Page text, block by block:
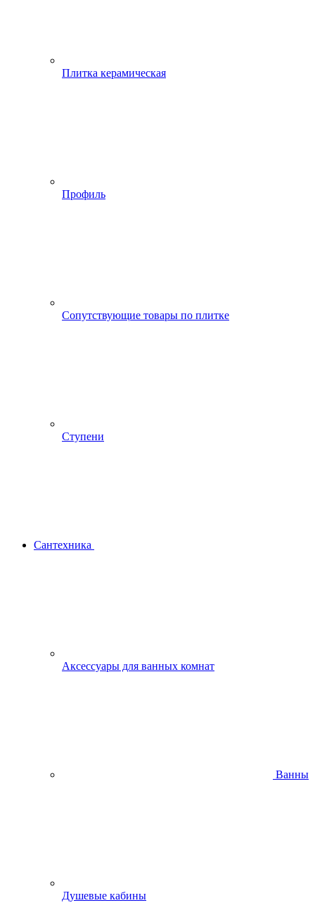
Плитка керамическая
Профиль
Сопутствующие товары по плитке
Ступени
Сантехника
Аксессуары для ванных комнат
Ванны
Душевые кабины